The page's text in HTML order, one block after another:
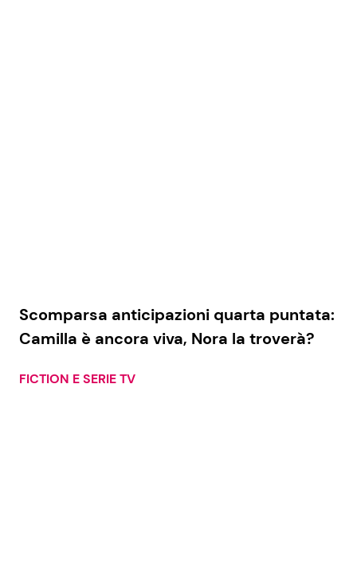
Scomparsa anticipazioni quarta puntata:
Camilla è ancora viva, Nora la troverà?
FICTION E SERIE TV